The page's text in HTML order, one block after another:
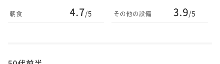
朝食 4.7/5 その他の設備 3.9/5